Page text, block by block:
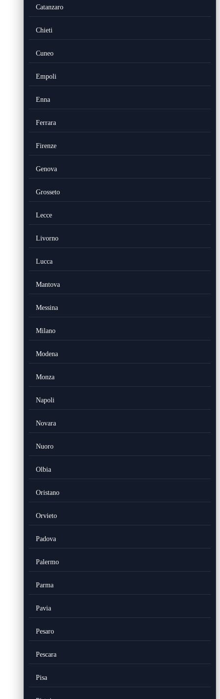
Catanzaro
Chieti
Cuneo
Empoli
Enna
Ferrara
Firenze
Genova
Grosseto
Lecce
Livorno
Lucca
Mantova
Messina
Milano
Modena
Monza
Napoli
Novara
Nuoro
Olbia
Oristano
Orvieto
Padova
Palermo
Parma
Pavia
Pesaro
Pescara
Pisa